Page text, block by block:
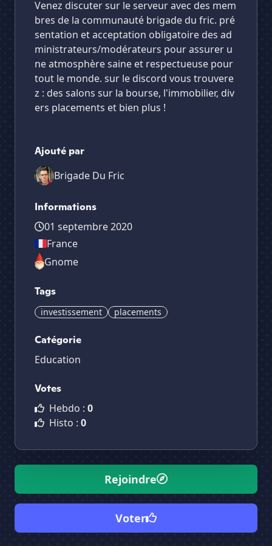
Venez discuter sur le serveur avec des mem
bres de la communauté brigade du fric. pré
sentation et acceptation obligatoire des ad
ministrateurs/modérateurs pour assurer u
ne atmosphère saine et respectueuse pour
tout le monde. sur le discord vous trouvere
z : des salons sur la bourse, l'immobilier, div
ers placements et bien plus !
Ajouté par
Brigade Du Fric
Informations
01 septembre 2020
France
Gnome
Tags
investissement placements
Catégorie
Education
Votes
Hebdo : 0
Histo : 0
Rejoindre
Voter